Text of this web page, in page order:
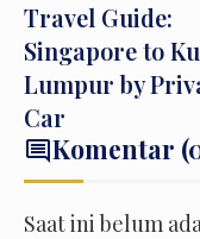
Travel Guide:
Singapore to
Lumpur by
Car
commentKomentar
Saat ini belum